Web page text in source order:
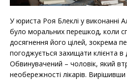
У юриста Роя Блеклі у виконанні
було моральних перешкод, коли
досягнення його цілей, зокрема
погоджується захищати клієнта в
Обвинувачений – чоловік, який
необережності лікарів.